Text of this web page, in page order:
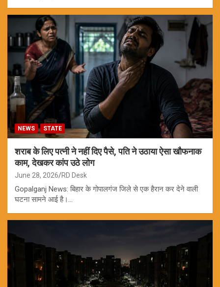
NEWS STATE
शराब के लिए पत्नी ने नहीं दिए पैसे, पति ने उठाया ऐसा खौफनाक
काम, देखकर कांप उठे लोग
June 28, 2026 RD Desk
Gopalganj News: बिहार के गोपालगंज जिले से एक हैरान कर देने वाली
घटना सामने आई है।…